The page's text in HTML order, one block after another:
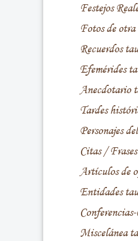
Festejos
Fotos de otra
Recuerdos
Efemérides
Anecdotario
Tardes
Personajes
Citas /
Artículos de
Entidades
Miscelánea